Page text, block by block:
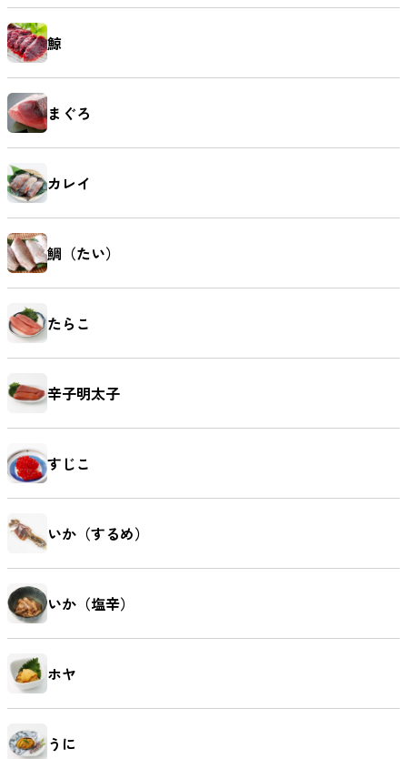
鯨
まぐろ
カレイ
鯛（たい）
たらこ
辛子明太子
すじこ
いか（するめ）
いか（塩辛）
ホヤ
うに